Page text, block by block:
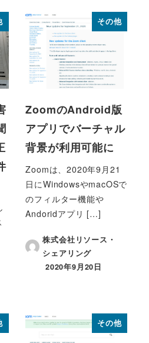
その他
ZoomのAndroid版
アプリでバーチャル
背景が利用可能に
Zoomは、2020年9月21
日にWindowsやmacOSで
のフィルター機能や
Andoridアプリ […]
株式会社リソース・
シェアリング
投稿日
2020年9月20日
その他